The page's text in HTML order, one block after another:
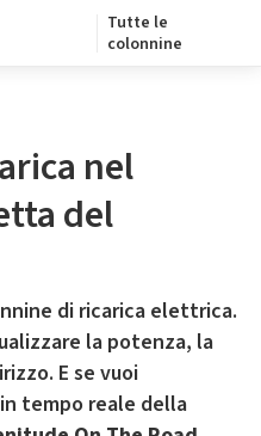
Tutte le
colonnine
nel
del
di ricarica elettrica.
la potenza, la
E se vuoi
tempo reale della